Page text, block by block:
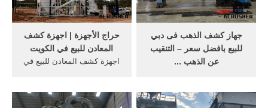
الفضة دائرة كاشف في دبي.
Weifang Guote Mining
Equipment Co., Ltd.
حراج الأجهزة | اجهزة كشف
المعادن للبيع في الكويت
اجهزة كشف المعادن للبيع في
الذهب التلقائي بالكامل الافضل
جهاز كشف الذهب فى دبي
للبيع بافضل سعر – التنقيب
عن الذهب ...
افضل سعر على الاطلاق . جهاز